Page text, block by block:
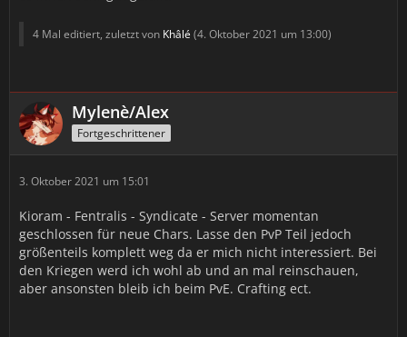
4 Mal editiert, zuletzt von Khâlé (4. Oktober 2021 um 13:00)
Mylenè/Alex
Fortgeschrittener
3. Oktober 2021 um 15:01
Kioram - Fentralis - Syndicate - Server momentan
geschlossen für neue Chars. Lasse den PvP Teil jedoch
größenteils komplett weg da er mich nicht interessiert. Bei
den Kriegen werd ich wohl ab und an mal reinschauen,
aber ansonsten bleib ich beim PvE. Crafting ect.